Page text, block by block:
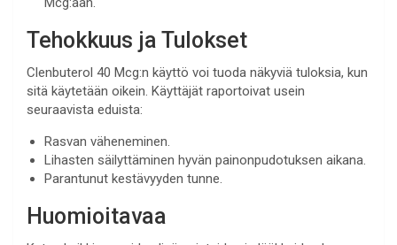
Tehokkuus ja Tulokset
Clenbuterol 40 Mcg:n käyttö voi tuoda näkyviä tuloksia, kun
sitä käytetään oikein. Käyttäjät raportoivat usein
seuraavista eduista:
Rasvan väheneminen.
Lihasten säilyttäminen hyvän painonpudotuksen aikana.
Parantunut kestävyyden tunne.
Huomioitavaa